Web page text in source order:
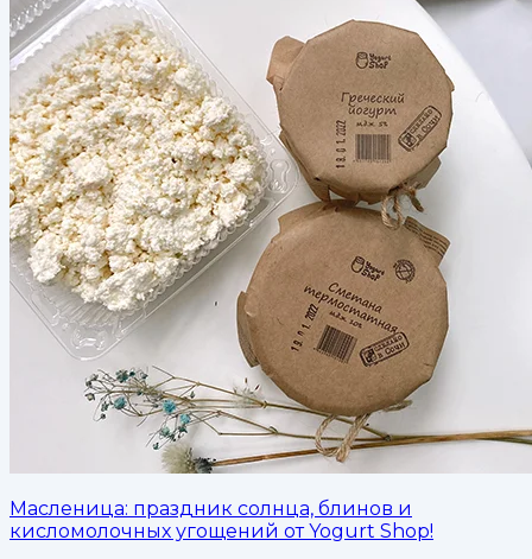
Масленица: праздник солнца, блинов и
кисломолочных угощений от Yogurt Shop!